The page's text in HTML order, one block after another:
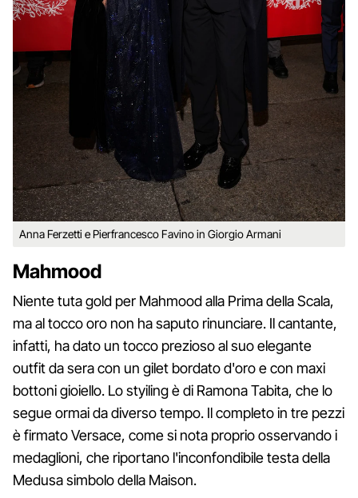
Anna Ferzetti e Pierfrancesco Favino in Giorgio Armani
Mahmood
Niente tuta gold per Mahmood alla Prima della Scala,
ma al tocco oro non ha saputo rinunciare. Il cantante,
infatti, ha dato un tocco prezioso al suo elegante
outfit da sera con un gilet bordato d'oro e con maxi
bottoni gioiello. Lo styiling è di Ramona Tabita, che lo
segue ormai da diverso tempo. Il completo in tre pezzi
è firmato Versace, come si nota proprio osservando i
medaglioni, che riportano l'inconfondibile testa della
Medusa simbolo della Maison.